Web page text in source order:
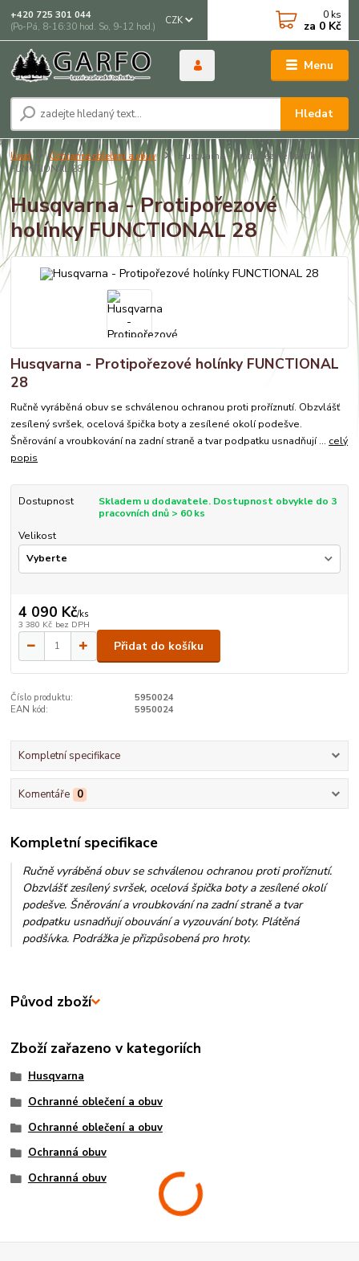
Menu
CZK
Hledat
+420 725 301 044
(Po-Pá, 8-16:30 hod. So, 9-12 hod.)
0 ks
za 0 Kč
Úvod Ochranné oblečení a obuv
Husqvarna - Protipořezové holínky
FUNCTIONAL 28
Husqvarna - Protipořezové
holínky FUNCTIONAL 28
Husqvarna - Protipořezové holínky FUNCTIONAL
28
Ručně vyráběná obuv se schválenou ochranou proti proříznutí. Obzvlášť
zesílený svršek, ocelová špička boty a zesílené okolí podešve.
Šněrování a vroubkování na zadní straně a tvar podpatku usnadňují ... celý
popis
Dostupnost
Skladem u dodavatele. Dostupnost obvykle do 3
pracovních dnů > 60 ks
Velikost
4 090 Kč/ks
3 380 Kč bez DPH
Přidat do košíku
Číslo produktu:
5950024
EAN kód:
5950024
Kompletní specifikace
Komentáře 0
Kompletní specifikace
Ručně vyráběná obuv se schválenou ochranou proti proříznutí.
Obzvlášť zesílený svršek, ocelová špička boty a zesílené okolí
podešve. Šněrování a vroubkování na zadní straně a tvar
podpatku usnadňují obouvání a vyzouvání boty. Plátěná
podšívka. Podrážka je přizpůsobená pro hroty.
Původ zboží
Zboží zařazeno v kategoriích
Husqvarna
Ochranné oblečení a obuv
Ochranné oblečení a obuv
Ochranná obuv
Ochranná obuv